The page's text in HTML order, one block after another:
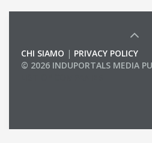
CHI SIAMO | PRIVACY POLICY
© 2026 INDUPORTALS MEDIA